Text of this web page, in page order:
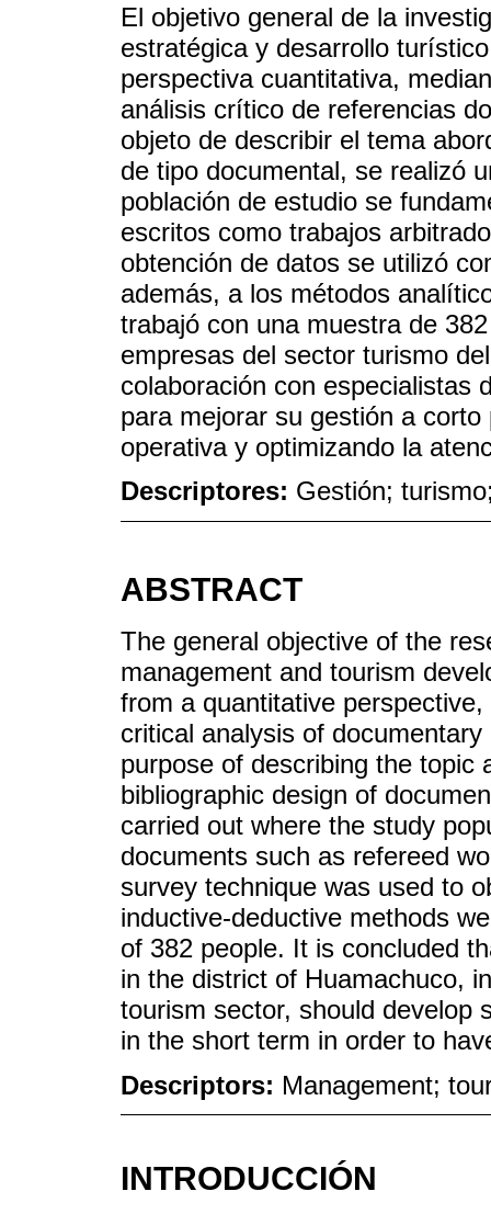
El objetivo general de la
estratégica y desarrollo
perspectiva cuantitativa,
análisis crítico de referencias
objeto de describir el tema
de tipo documental, se realizó
población de estudio se
escritos como trabajos
obtención de datos se utilizó
además, a los métodos
trabajó con una muestra de
empresas del sector turismo
colaboración con especialistas
para mejorar su gestión a
operativa y optimizando la
Descriptores: Gestión;
ABSTRACT
The general objective of the
management and tourism
from a quantitative
critical analysis of
purpose of describing the topic
bibliographic design of
carried out where the study
documents such as refereed
survey technique was used to
inductive-deductive methods
of 382 people. It is concluded
in the district of Huamachuco,
tourism sector, should develop
in the short term in order to
Descriptors: Management;
INTRODUCCIÓN